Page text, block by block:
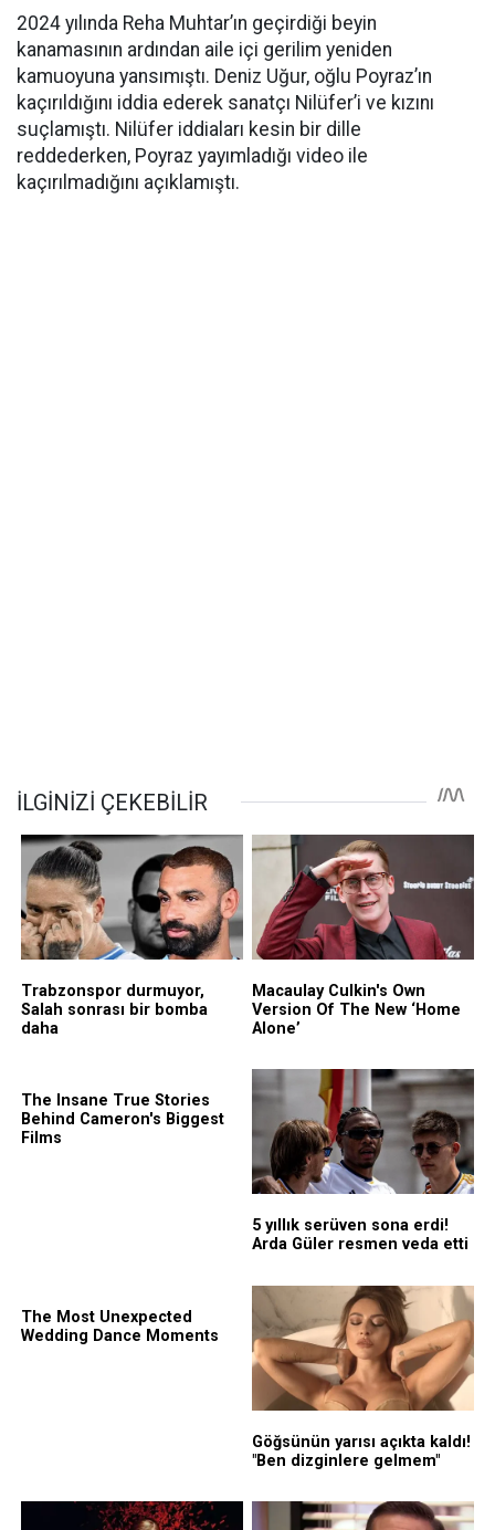
2024 yılında Reha Muhtar’ın geçirdiği beyin
kanamasının ardından aile içi gerilim yeniden
kamuoyuna yansımıştı. Deniz Uğur, oğlu Poyraz’ın
kaçırıldığını iddia ederek sanatçı Nilüfer’i ve kızını
suçlamıştı. Nilüfer iddiaları kesin bir dille
reddederken, Poyraz yayımladığı video ile
kaçırılmadığını açıklamıştı.